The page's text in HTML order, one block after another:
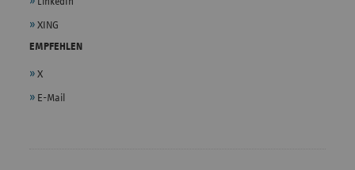
XING
EMPFEHLEN
X
E-Mail